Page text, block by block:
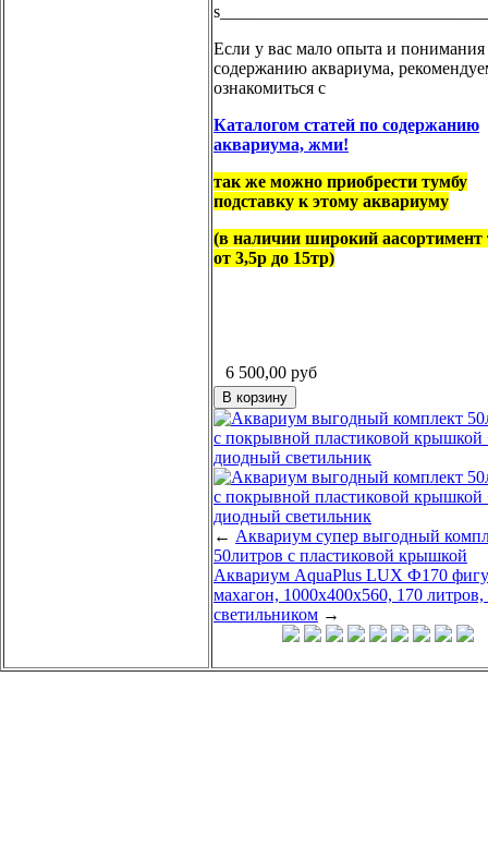
Если у вас мало опыта и
содержанию аквариума,
ознакомиться с
Каталогом статей по содержанию
аквариума, жми!
так же можно приобрести тумбу
подставку к этому аквариуму
(в наличии широкий аасортимент
от 3,5р до 15тр)
6 500,00 руб
← Аквариум супер выгодный
50литров с пластиковой крышкой
Аквариум AquaPlus LUX Ф170
махагон, 1000х400х560, 170 литров,
светильником →